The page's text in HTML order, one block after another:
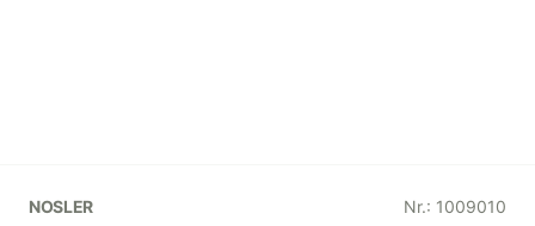
NOSLER Nr.: 1009010